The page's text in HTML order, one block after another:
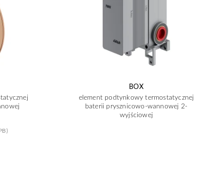
BOX
element podtynkowy termostatycznej
baterii prysznicowo-wannowej 2-
wyjściowej